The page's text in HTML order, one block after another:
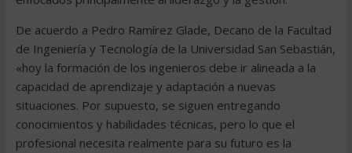
De acuerdo a Pedro Ramírez Glade, Decano de la Facultad
de Ingeniería y Tecnología de la Universidad San Sebastián,
«hoy la formación de los ingenieros debe ir alineada a la
capacidad de aprendizaje y adaptación a nuevas
situaciones. Por supuesto, se siguen entregando
conocimientos y habilidades técnicas, pero lo que el
profesional necesita realmente para su futuro es la